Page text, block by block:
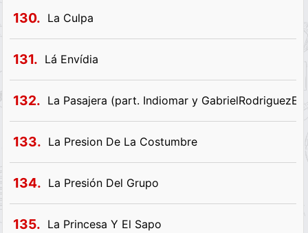
130. La Culpa
131. Lá Envídia
132. La Pasajera (part. Indiomar y
133. La Presion De La Costumbre
134. La Presión Del Grupo
135. La Princesa Y El Sapo